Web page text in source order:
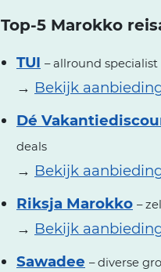
Top-5 Marokko
TUI – allround specialist
→ Bekijk
Dé
deals
→ Bekijk
Riksja Marokko –
→ Bekijk
Sawadee – diverse